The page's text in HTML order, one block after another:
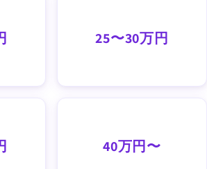
25〜30万円
40万円〜